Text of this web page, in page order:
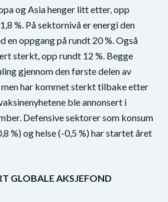
og Asia henger litt etter, opp
%. På sektornivå er energi den
en oppgang på rundt 20 %. Også
sterkt, opp rundt 12 %. Begge
gjennom den første delen av
har kommet sterkt tilbake etter
ble annonsert i
Defensive sektorer som konsum
%) og helse (-0,5 %) har startet året
GLOBALE AKSJEFOND